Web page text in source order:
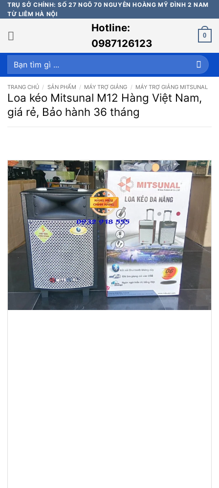
Bỏ
qua
nội
dung
TRỤ SỞ CHÍNH: SỐ 27 NGÕ 70 NGUYỄN HOÀNG MỸ ĐÌNH 2 NAM
TỪ LIÊM HÀ NỘI
Hotline:
0987126123
0
Tìm
kiếm:
TRANG CHỦ / SẢN PHẨM / MÁY TRỢ GIẢNG / MÁY TRỢ GIẢNG MITSUNAL
Loa kéo Mitsunal M12 Hàng Việt Nam,
giá rẻ, Bảo hành 36 tháng